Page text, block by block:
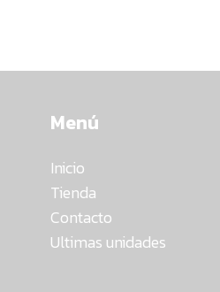
Menú
Inicio
Tienda
Contacto
Ultimas unidades